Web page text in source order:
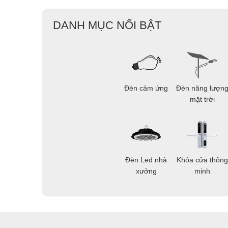
DANH MỤC NỔI BẬT
Đèn cảm ứng
Đèn Led nhà
xưởng
Đèn năng lượng
mặt trời
Khóa cửa thông
minh